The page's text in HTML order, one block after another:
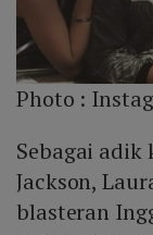
Photo :
Sebagai adik
Jackson,
blasteran